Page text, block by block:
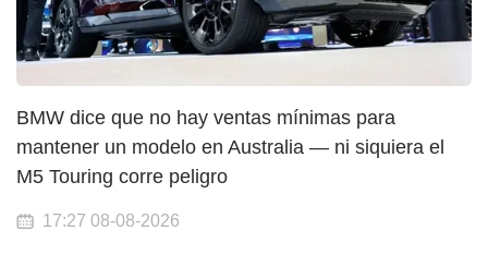
BMW dice que no hay ventas mínimas para
mantener un modelo en Australia — ni siquiera el
M5 Touring corre peligro
17:27 08-08-2026